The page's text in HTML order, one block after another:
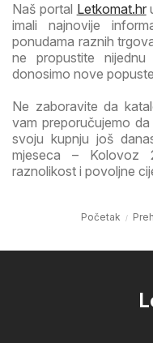
Naš portal Letkomat.hr
imali najnovije
ponudama raznih
ne propustite
donosimo nove
Ne zaboravite da
vam preporučujemo
svoju kupnju još
mjeseca – Kolovoz
raznolikost i povoljne
Početak